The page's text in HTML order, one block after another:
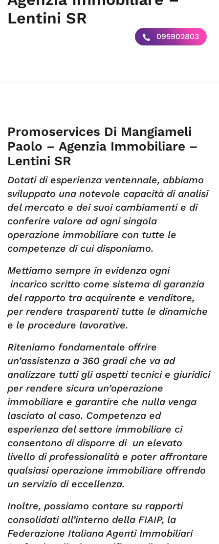
Lentini SR
095902803
Promoservices Di Mangiameli
Paolo – Agenzia Immobiliare –
Lentini SR
Dotati di esperienza ventennale, abbiamo
sviluppato una notevole capacità di analisi
del mercato e dei suoi cambiamenti e di
conferire valore ad ogni singola
operazione immobiliare con tutte le
competenze di cui disponiamo.
Mettiamo sempre in evidenza ogni
incarico scritto come sistema di garanzia
del rapporto tra acquirente e venditore,
per rendere trasparenti tutte le dinamiche
e le procedure lavorative.
Riteniamo fondamentale offrire
un’assistenza a 360 gradi che va ad
analizzare tutti gli aspetti tecnici e giuridici
per rendere sicura un’operazione
immobiliare e garantire che nulla venga
lasciato al caso. Competenza ed
esperienza del settore immobiliare ci
consentono di disporre di un elevato
livello di professionalità e poter affrontare
qualsiasi operazione immobiliare offrendo
un servizio di eccellenza.
Inoltre, possiamo contare su rapporti
consolidati all’interno della FIAIP, la
Federazione Italiana Agenti Immobiliari